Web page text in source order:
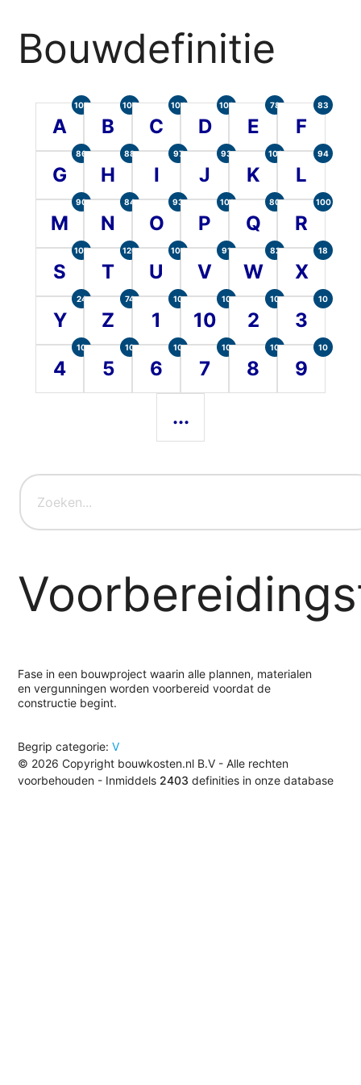
Bouwdefinitie
A
105
B
107
C
104
D
100
E
78
F
83
G
86
H
88
I
97
J
93
K
101
L
94
M
90
N
84
O
93
P
101
Q
80
R
100
S
107
T
120
U
104
V
91
W
82
X
18
Y
24
Z
74
1
10
10
10
2
10
3
10
4
10
5
10
6
10
7
10
8
10
9
10
...
Fase in een bouwproject waarin alle plannen, materialen
en vergunningen worden voorbereid voordat de
constructie begint.
Begrip categorie:V
© 2026 Copyright bouwkosten.nl B.V - Alle rechten
voorbehouden - Inmiddels 2403 definities in onze database